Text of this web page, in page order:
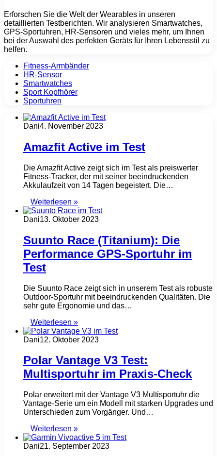
Erforschen Sie die Welt der Wearables in unseren
detaillierten Testberichten. Wir analysieren Smartwatches,
GPS-Sportuhren, HR-Sensoren und vieles mehr, um Ihnen
bei der Auswahl des perfekten Geräts für Ihren Lebensstil zu
helfen.
Fitness-Armbänder
HR-Sensor
Smartwatches
Sport Kopfhörer
Sportuhren
Dani4. November 2023
Amazfit Active im Test
Die Amazfit Active zeigt sich im Test als preiswerter
Fitness-Tracker, der mit seiner beeindruckenden
Akkulaufzeit von 14 Tagen begeistert. Die…
Weiterlesen »
Dani13. Oktober 2023
Suunto Race (Titanium): Die
Performance GPS-Sportuhr im
Test
Die Suunto Race zeigt sich in unserem Test als robuste
Outdoor-Sportuhr mit beeindruckenden Qualitäten. Die
sehr gute Ergonomie und das…
Weiterlesen »
Dani12. Oktober 2023
Polar Vantage V3 Test:
Multisportuhr im Praxis-Check
Polar erweitert mit der Vantage V3 Multisportuhr die
Vantage-Serie um ein Modell mit starken Upgrades und
Unterschieden zum Vorgänger. Und…
Weiterlesen »
Dani21. September 2023